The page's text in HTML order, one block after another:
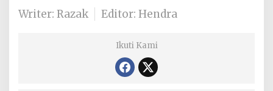
Writer: Razak
Editor: Hendra
Ikuti Kami